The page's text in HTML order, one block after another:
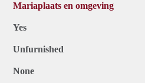
Mariaplaats en omgeving
Yes
Unfurnished
None